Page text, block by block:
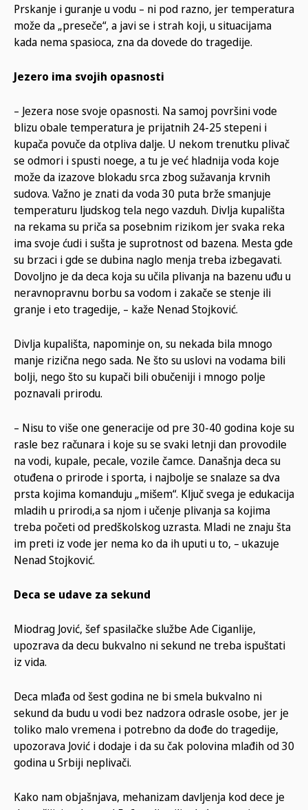
Prskanje i guranje u vodu – ni pod razno, jer temperatura
može da „preseče“, a javi se i strah koji, u situacijama
kada nema spasioca, zna da dovede do tragedije.
Jezero ima svojih opasnosti
– Jezera nose svoje opasnosti. Na samoj površini vode
blizu obale temperatura je prijatnih 24-25 stepeni i
kupača povuče da otpliva dalje. U nekom trenutku plivač
se odmori i spusti noege, a tu je već hladnija voda koje
može da izazove blokadu srca zbog sužavanja krvnih
sudova. Važno je znati da voda 30 puta brže smanjuje
temperaturu ljudskog tela nego vazduh. Divlja kupališta
na rekama su priča sa posebnim rizikom jer svaka reka
ima svoje ćudi i sušta je suprotnost od bazena. Mesta gde
su brzaci i gde se dubina naglo menja treba izbegavati.
Dovoljno je da deca koja su učila plivanja na bazenu uđu u
neravnopravnu borbu sa vodom i zakače se stenje ili
granje i eto tragedije, – kaže Nenad Stojković.
Divlja kupališta, napominje on, su nekada bila mnogo
manje rizična nego sada. Ne što su uslovi na vodama bili
bolji, nego što su kupači bili obučeniji i mnogo polje
poznavali prirodu.
– Nisu to više one generacije od pre 30-40 godina koje su
rasle bez računara i koje su se svaki letnji dan provodile
na vodi, kupale, pecale, vozile čamce. Današnja deca su
otuđena o prirode i sporta, i najbolje se snalaze sa dva
prsta kojima komanduju „mišem“. Ključ svega je edukacija
mladih u prirodi,a sa njom i učenje plivanja sa kojima
treba početi od predškolskog uzrasta. Mladi ne znaju šta
im preti iz vode jer nema ko da ih uputi u to, – ukazuje
Nenad Stojković.
Deca se udave za sekund
Miodrag Jović, šef spasilačke službe Ade Ciganlije,
upozrava da decu bukvalno ni sekund ne treba ispuštati
iz vida.
Deca mlađa od šest godina ne bi smela bukvalno ni
sekund da budu u vodi bez nadzora odrasle osobe, jer je
toliko malo vremena i potrebno da dođe do tragedije,
upozorava Jović i dodaje i da su čak polovina mlađih od 30
godina u Srbiji neplivači.
Kako nam objašnjava, mehanizam davljenja kod dece je